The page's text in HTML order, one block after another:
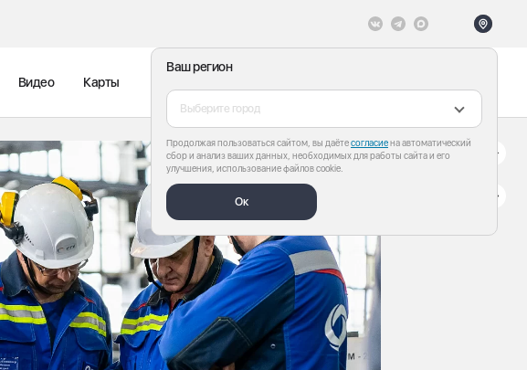
Ваш регион
Выберите город
Продолжая пользоваться сайтом, вы даётесогласиена автоматический
сбор и анализ ваших данных, необходимых для работы сайта и его
улучшения, использование файлов cookie.
Ок
Видео Карты